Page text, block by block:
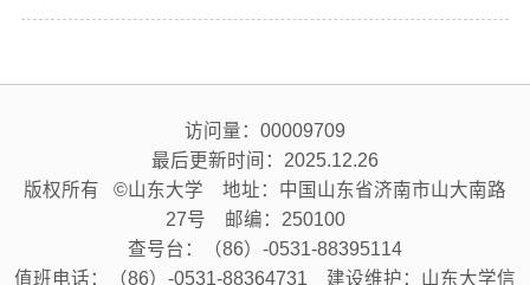
访问量： 00009709
最后更新时间： 2025.12.26
版权所有 ©山东大学 地址：中国山东省济南市山大南路
27号 邮编：250100
查号台：（86）-0531-88395114
值班电话：（86）-0531-88364731 建设维护：山东大学信